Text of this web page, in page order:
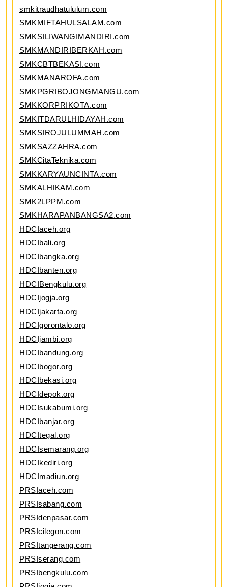
smkitraudhatululum.com
SMKMIFTAHULSALAM.com
SMKSILIWANGIMANDIRI.com
SMKMANDIRIBERKAH.com
SMKCBTBEKASI.com
SMKMANAROFA.com
SMKPGRIBOJONGMANGU.com
SMKKORPRIKOTA.com
SMKITDARULHIDAYAH.com
SMKSIROJULUMMAH.com
SMKSAZZAHRA.com
SMKCitaTeknika.com
SMKKARYAUNCINTA.com
SMKALHIKAM.com
SMK2LPPM.com
SMKHARAPANBANGSA2.com
HDCIaceh.org
HDCIbali.org
HDCIbangka.org
HDCIbanten.org
HDCIBengkulu.org
HDCIjogja.org
HDCIjakarta.org
HDCIgorontalo.org
HDCIjambi.org
HDCIbandung.org
HDCIbogor.org
HDCIbekasi.org
HDCIdepok.org
HDCIsukabumi.org
HDCIbanjar.org
HDCItegal.org
HDCIsemarang.org
HDCIkediri.org
HDCImadiun.org
PRSIaceh.com
PRSIsabang.com
PRSIdenpasar.com
PRSIcilegon.com
PRSItangerang.com
PRSIserang.com
PRSIbengkulu.com